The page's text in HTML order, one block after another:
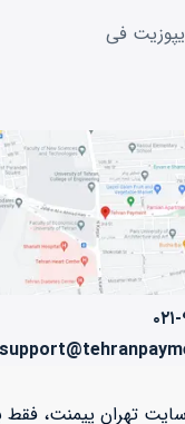
فی
تهران پیمنت،